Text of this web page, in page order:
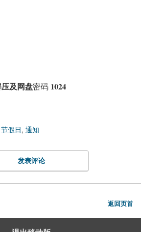
及网盘密码 1024
节假日, 通知
发表评论
返回页首